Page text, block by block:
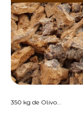
350 kg de Olivo...